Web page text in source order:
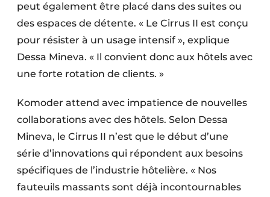
peut également être placé dans des suites ou
des espaces de détente. « Le Cirrus II est conçu
pour résister à un usage intensif », explique
Dessa Mineva. « Il convient donc aux hôtels avec
une forte rotation de clients. »
Komoder attend avec impatience de nouvelles
collaborations avec des hôtels. Selon Dessa
Mineva, le Cirrus II n’est que le début d’une
série d’innovations qui répondent aux besoins
spécifiques de l’industrie hôtelière. « Nos
fauteuils massants sont déjà incontournables